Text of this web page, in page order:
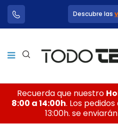
Descubre las
Recuerda que nuestro
8:00 a 14:00h. Los
13:00h. se